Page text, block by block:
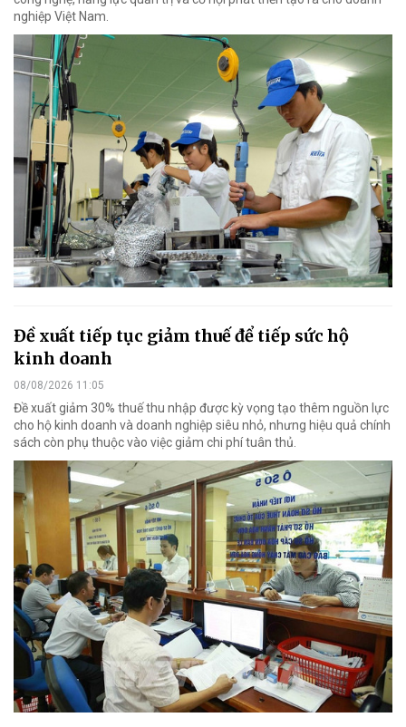
nghiệp Việt Nam.
Đề xuất tiếp tục giảm thuế để tiếp sức hộ
kinh doanh
08/08/2026 11:05
Đề xuất giảm 30% thuế thu nhập được kỳ vọng tạo thêm nguồn lực
cho hộ kinh doanh và doanh nghiệp siêu nhỏ, nhưng hiệu quả chính
sách còn phụ thuộc vào việc giảm chi phí tuân thủ.